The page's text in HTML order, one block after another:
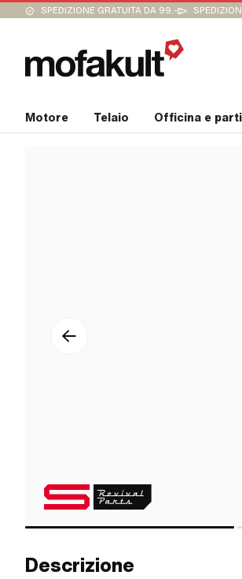
SPEDIZIONE GRATUITA DA 99.-
Motore Telaio Officina e
Descrizione